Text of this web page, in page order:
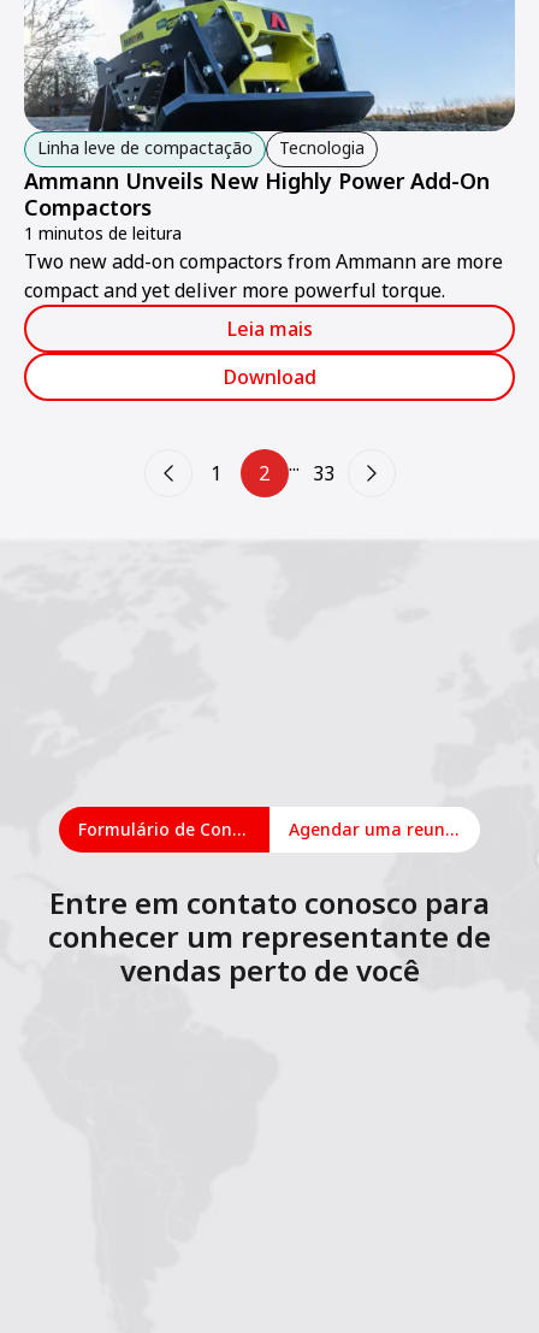
Linha leve de compactação Tecnologia
Ammann Unveils New Highly Power Add-On
Compactors
1 minutos de leitura
Two new add-on compactors from Ammann are more
compact and yet deliver more powerful torque.
Leia mais
Download
1 2 ... 33
Formulário de Contato Agendar uma reunião on-line
Entre em contato conosco para
conhecer um representante de
vendas perto de você